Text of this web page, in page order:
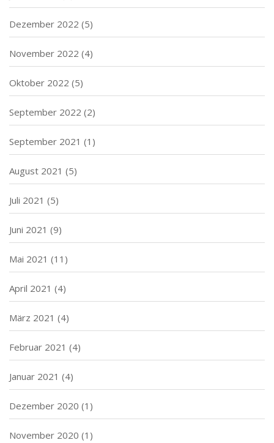
Dezember 2022 (5)
November 2022 (4)
Oktober 2022 (5)
September 2022 (2)
September 2021 (1)
August 2021 (5)
Juli 2021 (5)
Juni 2021 (9)
Mai 2021 (11)
April 2021 (4)
März 2021 (4)
Februar 2021 (4)
Januar 2021 (4)
Dezember 2020 (1)
November 2020 (1)